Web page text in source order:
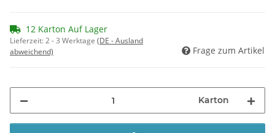
12 Karton Auf Lager
Lieferzeit:2 - 3 Werktage (DE - Ausland
abweichend)
Frage zum Artikel
Karton